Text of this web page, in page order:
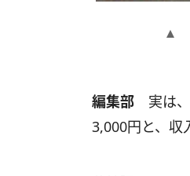
編集部
実は
3,000円と、収